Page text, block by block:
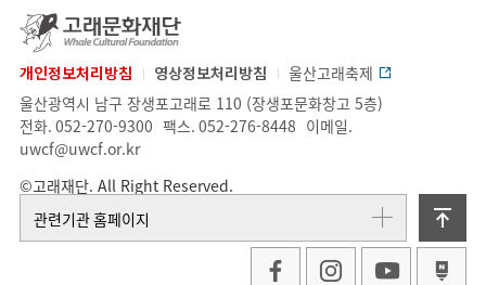
광 광
시 시
기
관
배
너
슬
라
고
래
문
재
단
개인정보처리방침 영상정보처리방침
울산고래축제
업
체
정
주
소.
울산광역시 남구 장생포고래로 110 (장생포문화창고 5층)
전화. 052-270-9300 팩스. 052-276-8448 이메일.
uwcf@uwcf.or.kr
©고래재단. All Right Reserved.
관련기관 홈페이지
위
로